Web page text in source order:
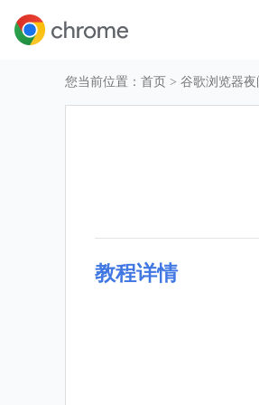
您当前位置： 首页 > 谷歌浏览器
教程详情